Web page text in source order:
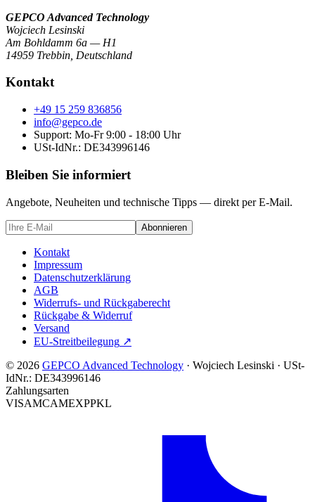
GEPCO Advanced Technology
Wojciech Lesinski
Am Bohldamm 6a — H1
14959 Trebbin Deutschland
Kontakt
+49 15 259 836856
info@gepco.de
Support: Mo-Fr 9:00 - 18:00 Uhr
USt-IdNr.: DE343996146
Bleiben Sie informiert
Angebote, Neuheiten und technische Tipps — direkt per E-Mail.
Abonnieren
Kontakt
Impressum
Datenschutzerklärung
AGB
Widerrufs- und Rückgaberecht
Rückgabe & Widerruf
Versand
EU-Streitbeilegung ↗
© 2026 GEPCO Advanced Technology · Wojciech Lesinski · USt-
IdNr.: DE343996146
Zahlungsarten
VISAMCAMEXPPKL